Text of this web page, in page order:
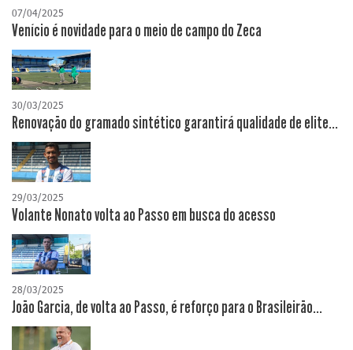
07/04/2025
Venício é novidade para o meio de campo do Zeca
30/03/2025
Renovação do gramado sintético garantirá qualidade de elite...
29/03/2025
Volante Nonato volta ao Passo em busca do acesso
28/03/2025
João Garcia, de volta ao Passo, é reforço para o Brasileirão...